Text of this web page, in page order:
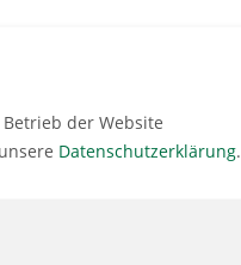
der Website
Datenschutzerklärung.